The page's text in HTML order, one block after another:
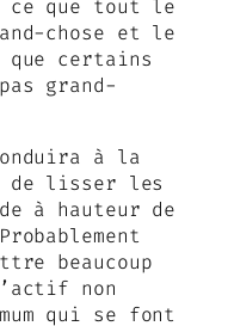
ce que tout le
chose et le
que certains
grand-
à la
de lisser les
à hauteur de
beaucoup
non
qui se font